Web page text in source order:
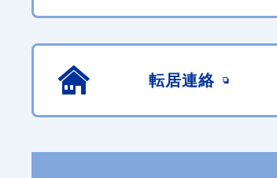
転居連絡